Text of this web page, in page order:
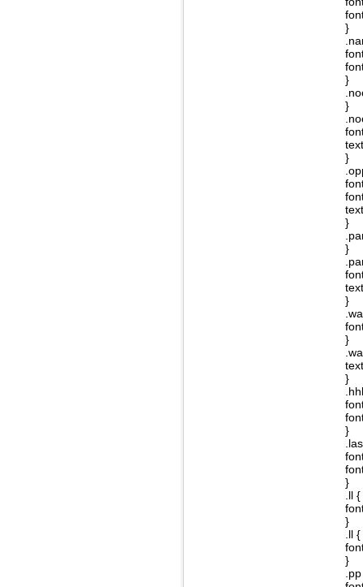
}
}
}
}
}
}
}
}
}
}
}
.ll {
}
.ll {
}